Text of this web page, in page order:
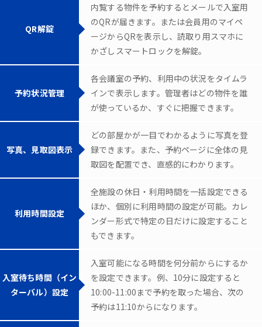
QR解錠
内覧する物件を予約するとメールで入室用
のQRが届きます。または会員用のマイペ
ージからQRを表示し、読取り用スマホに
かざしスマートロックを解錠。
予約状況管理
各会議室の予約、利用中の状況をタイムラ
インで表示します。管理者はどの物件を誰
が使っているか、すぐに把握できます。
写真、見取図表示
どの部屋かが一目でわかるように写真を登
録できます。また、予約ページに全体の見
取図を配置でき、直感的にわかります。
利用時間設定
全施設の休日・利用時間を一括設定できる
ほか、個別に利用時間の設定が可能。カレ
ンダー形式で特定の日だけに設定すること
もできます。
入室待ち時間（イン
ターバル）設定
入室可能になる時間を何分前からにするか
を設定できます。例、10分に設定すると
10:00-11:00まで予約を取った場合、次の
予約は11:10からになります。